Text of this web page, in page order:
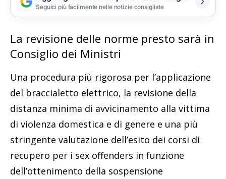
Seguici più facilmente nelle notizie consigliate
La revisione delle norme presto sarà in
Consiglio dei Ministri
Una procedura più rigorosa per l’applicazione
del braccialetto elettrico, la revisione della
distanza minima di avvicinamento alla vittima
di violenza domestica e di genere e una più
stringente valutazione dell’esito dei corsi di
recupero per i sex offenders in funzione
dell’ottenimento della sospensione